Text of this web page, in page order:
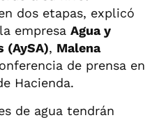
dos etapas, explicó
empresa Agua y
(AySA), Malena
de prensa en
Hacienda.
de agua tendrán